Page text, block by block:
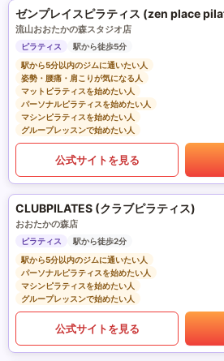
ゼンプレイスピラティス (zen place
流山おおたかの森スタジオ店
ピラティス
駅から徒歩5分
駅から5分以内のジムに通いたい人
姿勢・腰痛・肩こりが気になる人
マットピラティスを始めたい人
パーソナルピラティスを始めたい人
マシンピラティスを始めたい人
グループレッスンで始めたい人
公式サイトを見る
CLUBPILATES (クラブピラティス)
おおたかの森店
ピラティス
駅から徒歩2分
駅から5分以内のジムに通いたい人
パーソナルピラティスを始めたい人
マシンピラティスを始めたい人
グループレッスンで始めたい人
公式サイトを見る